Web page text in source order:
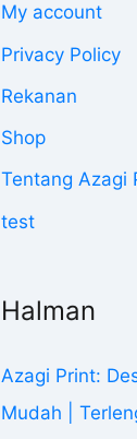
My account
Privacy Policy
Rekanan
Shop
Tentang Azagi
test
Halman
Azagi Print:
Mudah |